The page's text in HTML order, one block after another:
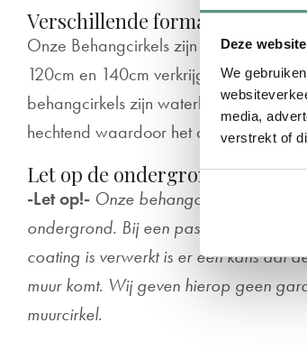
Deze
We
media,
verstrekt of
Verschillende formaten
Onze Behangcirkels zijn in de
120cm en 140cm verkrijgbaar en
behangcirkels zijn waterbestendig &
hechtend waardoor het de
Let op de ondergrond!
-Let op!- Onze behangcirkels hechten
ondergrond. Bij een pas geverfde
coating is verwerkt is er een kans dat
muur komt. Wij geven hierop geen
muurcirkel.